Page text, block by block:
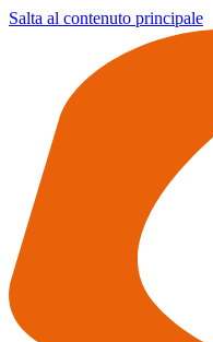
Salta al contenuto principale